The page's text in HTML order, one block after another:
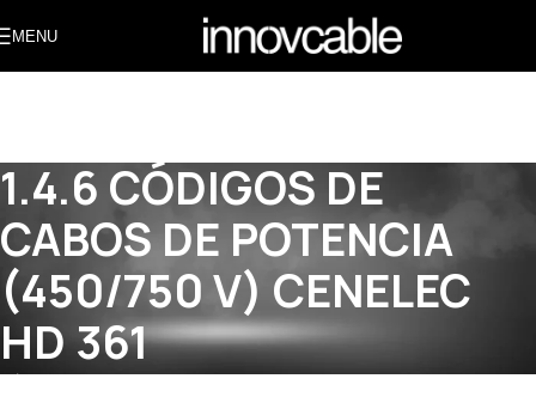
MENU
1.4.6 CÓDIGOS DE
CABOS DE POTENCIA
(450/750 V) CENELEC
HD 361
Início » Academia do Conhecimento » 1. CENTRAL DE